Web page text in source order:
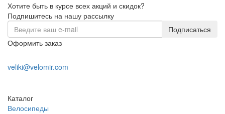
Хотите быть в курсе всех акций и скидок?
Подпишитесь на нашу рассылку
Подписаться
Оформить заказ
veliki@velomir.com
Каталог
Велосипеды